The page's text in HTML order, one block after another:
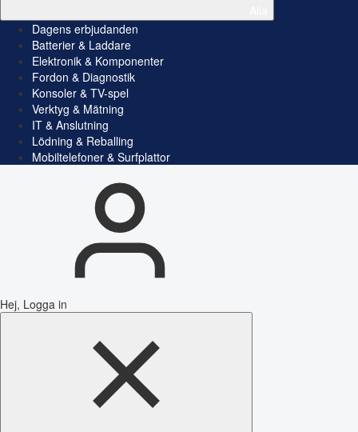
Dagens erbjudanden
Batterier & Laddare
Elektronik & Komponenter
Fordon & Diagnostik
Konsoler & TV-spel
Verktyg & Mätning
IT & Anslutning
Lödning & Reballing
Mobiltelefoner & Surfplattor
Hej, Logga in